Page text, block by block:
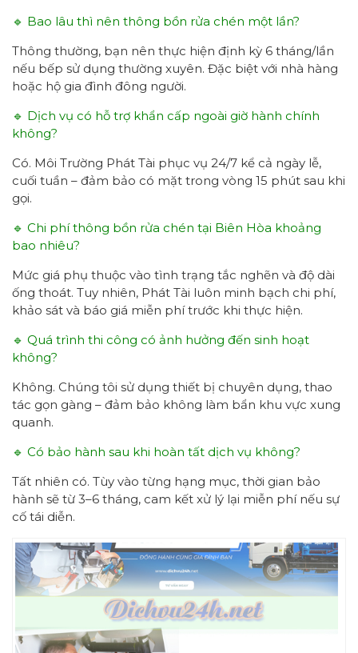
🔹 Bao lâu thì nên thông bồn rửa chén một lần?
Thông thường, bạn nên thực hiện định kỳ 6 tháng/lần
nếu bếp sử dụng thường xuyên. Đặc biệt với nhà hàng
hoặc hộ gia đình đông người.
🔹 Dịch vụ có hỗ trợ khẩn cấp ngoài giờ hành chính
không?
Có. Môi Trường Phát Tài phục vụ 24/7 kể cả ngày lễ,
cuối tuần – đảm bảo có mặt trong vòng 15 phút sau khi
gọi.
🔹 Chi phí thông bồn rửa chén tại Biên Hòa khoảng
bao nhiêu?
Mức giá phụ thuộc vào tình trạng tắc nghẽn và độ dài
ống thoát. Tuy nhiên, Phát Tài luôn minh bạch chi phí,
khảo sát và báo giá miễn phí trước khi thực hiện.
🔹 Quá trình thi công có ảnh hưởng đến sinh hoạt
không?
Không. Chúng tôi sử dụng thiết bị chuyên dụng, thao
tác gọn gàng – đảm bảo không làm bẩn khu vực xung
quanh.
🔹 Có bảo hành sau khi hoàn tất dịch vụ không?
Tất nhiên có. Tùy vào từng hạng mục, thời gian bảo
hành sẽ từ 3–6 tháng, cam kết xử lý lại miễn phí nếu sự
cố tái diễn.